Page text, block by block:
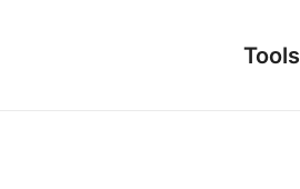
Tools